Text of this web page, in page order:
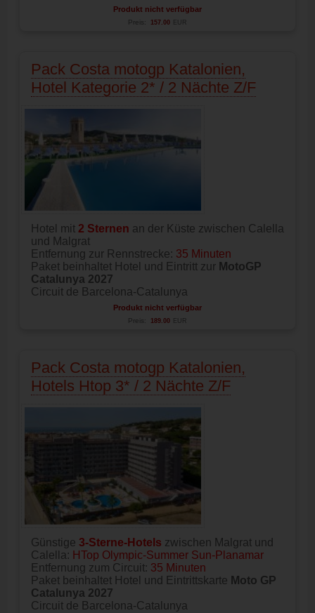
Produkt nicht verfügbar
Preis: 157.00 EUR
Pack Costa motogp Katalonien,
Hotel Kategorie 2* / 2 Nächte Z/F
Hotel mit 2 Sternen an der Küste zwischen Calella
und Malgrat
Entfernung zur Rennstrecke: 35 Minuten
Paket beinhaltet Hotel und Eintritt zur MotoGP
Catalunya 2027
Circuit de Barcelona-Catalunya
Produkt nicht verfügbar
Preis: 189.00 EUR
Pack Costa motogp Katalonien,
Hotels Htop 3* / 2 Nächte Z/F
Günstige 3-Sterne-Hotels zwischen Malgrat und
Calella: HTop Olympic-Summer Sun-Planamar
Entfernung zum Circuit: 35 Minuten
Paket beinhaltet Hotel und Eintrittskarte Moto GP
Catalunya 2027
Circuit de Barcelona-Catalunya